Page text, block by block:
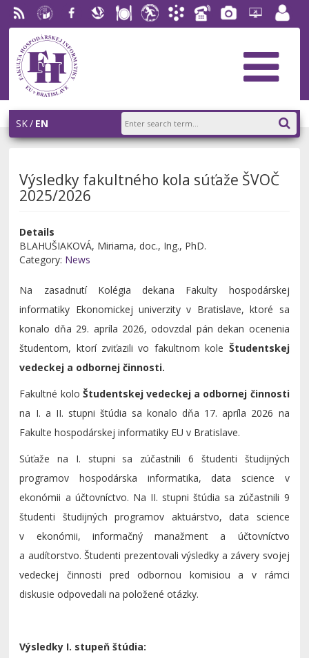
RSS University
of
Economics
in
Bratislava
Facebook
SlovakDiningStudentAcademic
PhoneGalleryHelpdesk
EUBAportal
SK EN
Výsledky fakultného kola súťaže ŠVOČ
2025/2026
Details
BLAHUŠIAKOVÁ, Miriama, doc., Ing., PhD.
Category: News
Na zasadnutí Kolégia dekana Fakulty hospodárskej
informatiky Ekonomickej univerzity v Bratislave, ktoré sa
konalo dňa 29. apríla 2026, odovzdal pán dekan ocenenia
študentom, ktorí zviťazili vo fakultnom kole Študentskej
vedeckej a odbornej činnosti.
Fakultné kolo Študentskej vedeckej a odbornej činnosti
na I. a II. stupni štúdia sa konalo dňa 17. apríla 2026 na
Fakulte hospodárskej informatiky EU v Bratislave.
Súťaže na I. stupni sa zúčastnili 6 študenti študijných
programov hospodárska informatika, data science v
ekonómii a účtovníctvo. Na II. stupni štúdia sa zúčastnili 9
študenti študijných programov aktuárstvo, data science
v ekonómii, informačný manažment a účtovníctvo
a audítorstvo. Študenti prezentovali výsledky a závery svojej
vedeckej činnosti pred odbornou komisiou a v rámci
diskusie odpovedali na položené otázky.
Výsledky I. stupeň štúdia: